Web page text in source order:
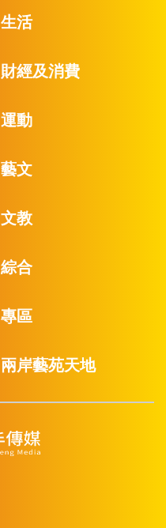
生活
財經及消費
運動
藝文
文教
綜合
專區
兩岸藝苑天地